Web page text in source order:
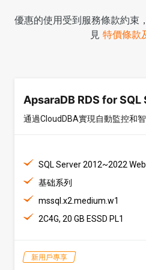
優惠的使用受到服務條款約束
見 特價條款
ApsaraDB RDS for SQL
通過CloudDBA實現自動監控和智
SQL Server 2012~2022 Web
基础系列
mssql.x2.medium.w1
2C4G, 20 GB ESSD PL1
新用戶專享